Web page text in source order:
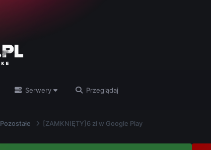
Serwery Przeglądaj
Pozostałe [ZAMKNIĘTY]6 zł w Google Play